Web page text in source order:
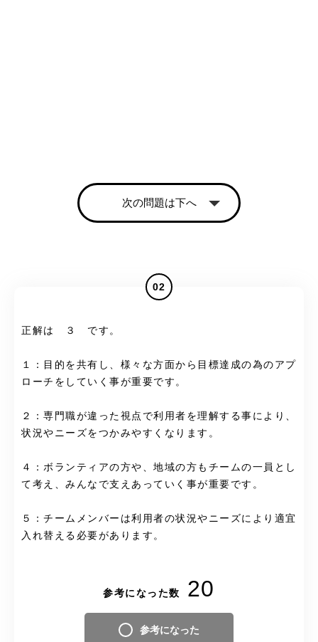
次の問題は下へ
02
正解は ３ です。
１：目的を共有し、様々な方面から目標達成の為のアプ
ローチをしていく事が重要です。
２：専門職が違った視点で利用者を理解する事により、
状況やニーズをつかみやすくなります。
４：ボランティアの方や、地域の方もチームの一員とし
て考え、みんなで支えあっていく事が重要です。
５：チームメンバーは利用者の状況やニーズにより適宜
入れ替える必要があります。
参考になった数 20
参考になった